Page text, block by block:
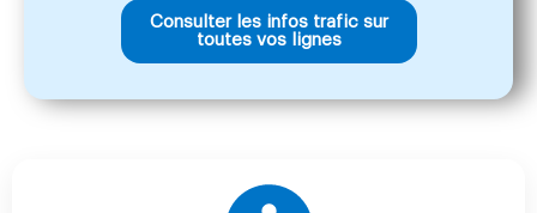
Consulter les infos trafic sur
toutes vos lignes